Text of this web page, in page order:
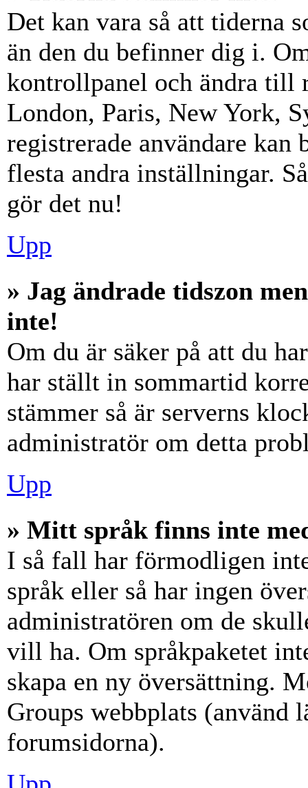
Det kan vara så att tiderna
än den du befinner dig i.
kontrollpanel och ändra till
London, Paris, New York,
registrerade användare kan
flesta andra inställningar.
gör det nu!
Upp
» Jag ändrade tidszon
inte!
Om du är säker på att du
har ställt in sommartid
stämmer så är serverns
administratör om detta
Upp
» Mitt språk finns inte
I så fall har förmodligen
språk eller så har ingen
administratören om de
vill ha. Om språkpaketet
skapa en ny översättning.
Groups webbplats (använd
forumsidorna).